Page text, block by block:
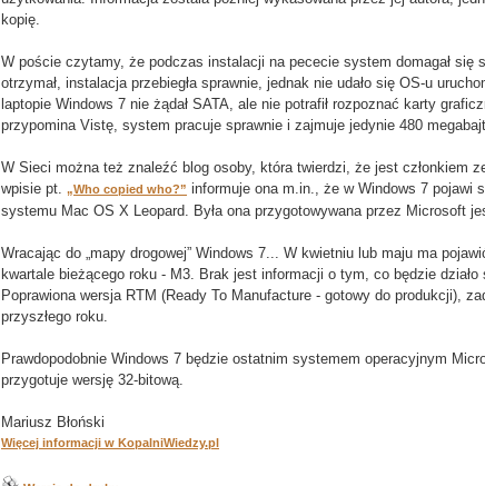
kopię.
W poście czytamy, że podczas instalacji na pececie system domagał się
otrzymał, instalacja przebiegła sprawnie, jednak nie udało się OS-u
laptopie Windows 7 nie żądał SATA, ale nie potrafił rozpoznać karty
przypomina Vistę, system pracuje sprawnie i zajmuje jedynie 480
W Sieci można też znaleźć blog osoby, która twierdzi, że jest członkiem
wpisie pt. „Who copied who?” informuje ona m.in., że w Windows 7 pojawi
systemu Mac OS X Leopard. Była ona przygotowywana przez Microsoft
Wracając do „mapy drogowej” Windows 7... W kwietniu lub maju ma
kwartale bieżącego roku - M3. Brak jest informacji o tym, co będzie
Poprawiona wersja RTM (Ready To Manufacture - gotowy do produkcji),
przyszłego roku.
Prawdopodobnie Windows 7 będzie ostatnim systemem operacyjnym
przygotuje wersję 32-bitową.
Mariusz Błoński
Więcej informacji w KopalniWiedzy.pl